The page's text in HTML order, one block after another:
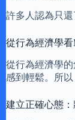
許多人認為只
從行為經濟學
從行為經濟學
感到輕鬆。所
建立正確心態